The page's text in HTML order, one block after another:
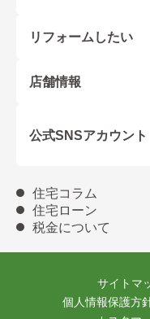
リフォームしたい
店舗情報
公式SNSアカウント
住宅コラム
住宅ローン
税金について
サイトマ
個人情報保護方